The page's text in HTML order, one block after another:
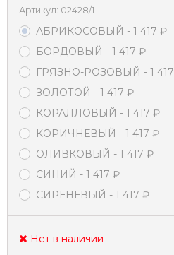
Артикул: 02428/1
АБРИКОСОВЫЙ - 1 417 ₽
БОРДОВЫЙ - 1 417 ₽
ГРЯЗНО-РОЗОВЫЙ - 1 417
ЗОЛОТОЙ - 1 417 ₽
КОРАЛЛОВЫЙ - 1 417 ₽
КОРИЧНЕВЫЙ - 1 417 ₽
ОЛИВКОВЫЙ - 1 417 ₽
СИНИЙ - 1 417 ₽
СИРЕНЕВЫЙ - 1 417 ₽
Нет в наличии